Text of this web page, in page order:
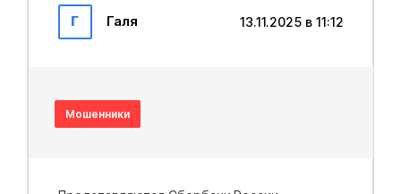
Г Галя 13.11.2025 в 11:12
Мошенники